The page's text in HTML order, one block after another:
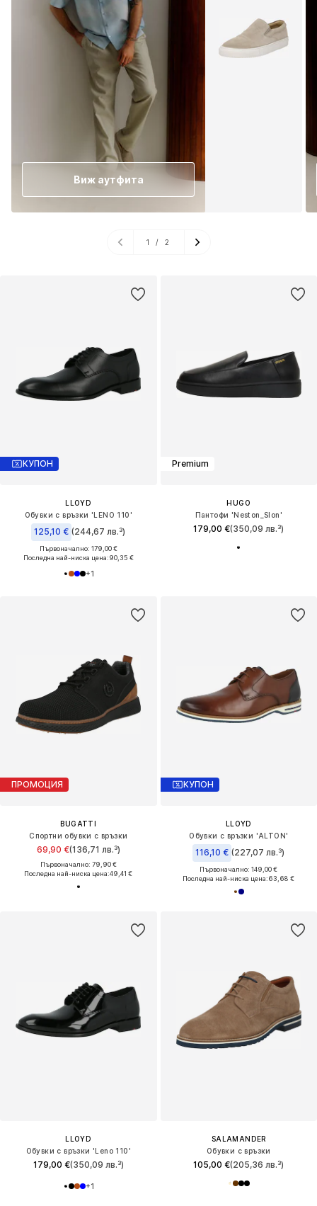
КУПОН
LLOYD
Обувки с връзки 'LENO 110'
125,10 € (244,67 лв.³)
Първоначално: 179,00 €
Последна най-ниска цена:90,35 €
+1
Premium
HUGO
Пантофи 'Neston_Slon'
179,00 €(350,09 лв.³)
ПРОМОЦИЯ
BUGATTI
Спортни обувки с връзки
69,90 €(136,71 лв.³)
Първоначално: 79,90 €
Последна най-ниска цена:49,41 €
Виж аутфита
1 / 2
КУПОН
LLOYD
Обувки с връзки 'ALTON'
116,10 € (227,07 лв.³)
Първоначално: 149,00 €
Последна най-ниска цена:63,68 €
LLOYD
Обувки с връзки 'Leno 110'
179,00 €(350,09 лв.³)
+1
SALAMANDER
Обувки с връзки
105,00 €(205,36 лв.³)